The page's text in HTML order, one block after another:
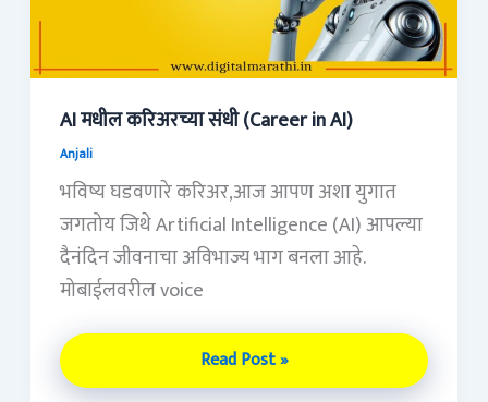
AI मधील करिअरच्या संधी (Career in AI)
Anjali
भविष्य घडवणारे करिअर,आज आपण अशा युगात
जगतोय जिथे Artificial Intelligence (AI) आपल्या
दैनंदिन जीवनाचा अविभाज्य भाग बनला आहे.
मोबाईलवरील voice
Read Post »